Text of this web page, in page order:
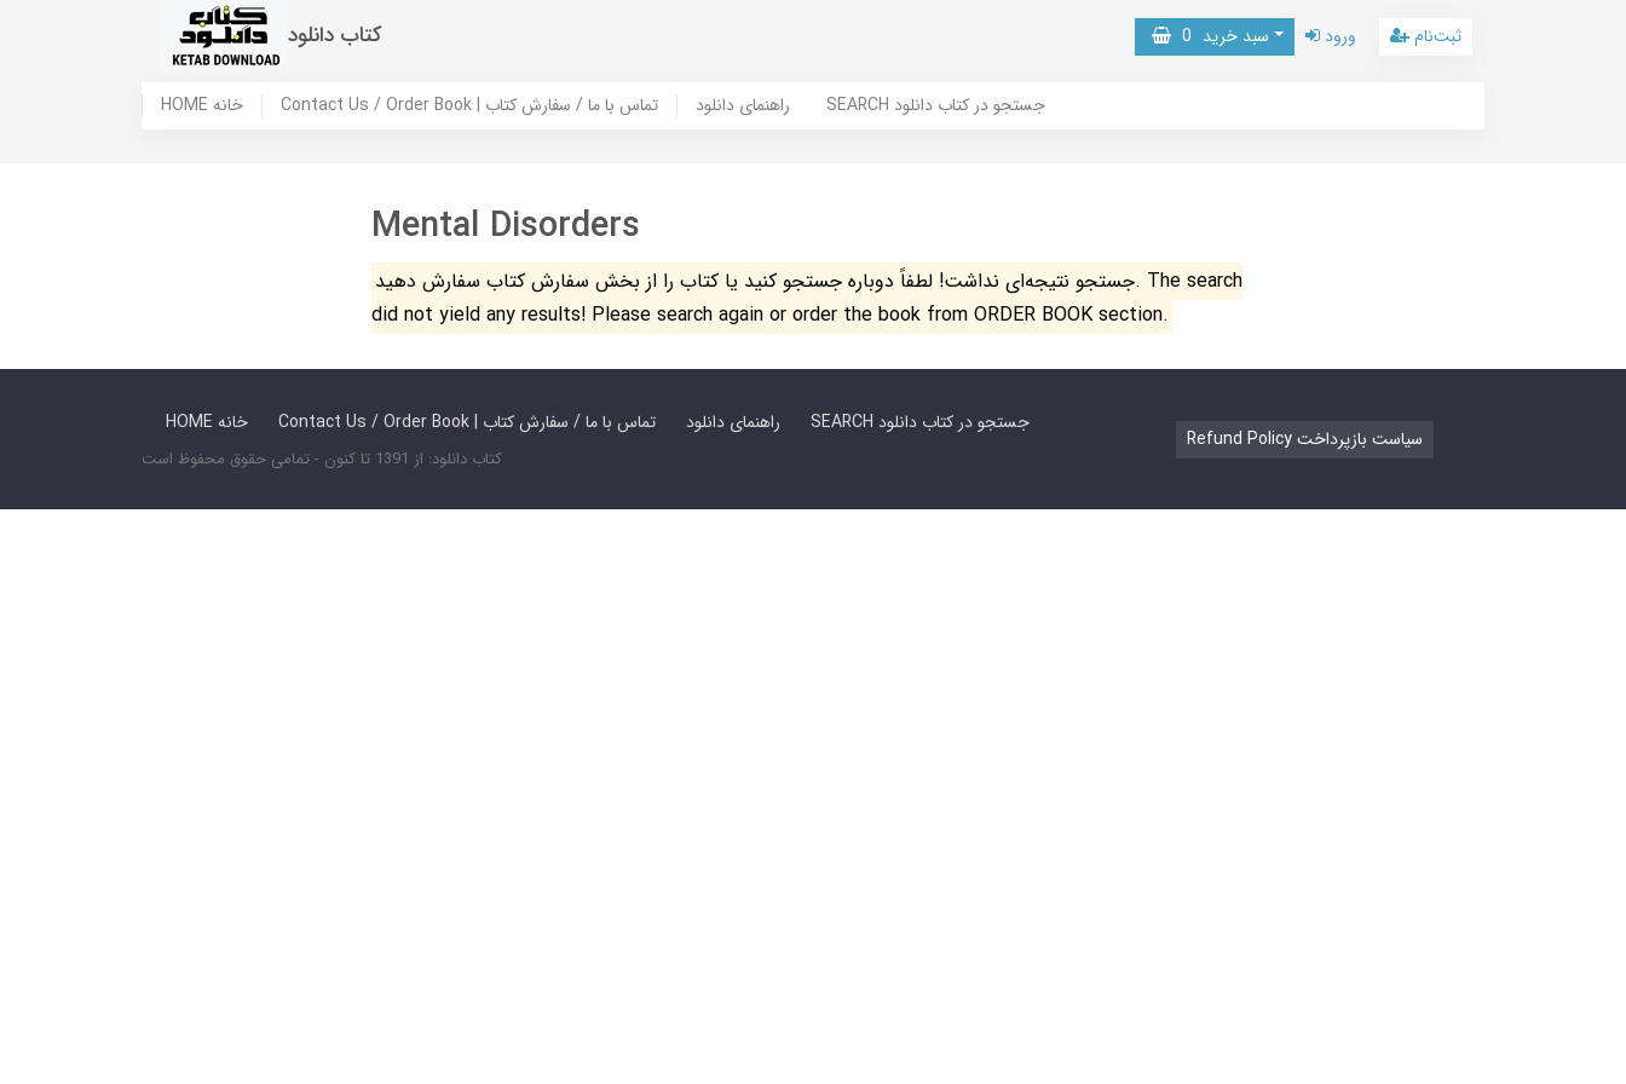
کتاب دانلود سبد خرید 0 ورود ثبت‌نام
HOME خانه Contact Us / Order Book | تماس با ما / سفارش کتاب راهنمای دانلود SEARCH جستجو در کتاب دانلود
Mental Disorders
جستجو نتیجه‌ای نداشت! لطفاً دوباره جستجو کنید یا کتاب را از بخش سفارش کتاب سفارش دهید. The search
did not yield any results! Please search again or order the book from ORDER BOOK section.
HOME خانه Contact Us / Order Book | تماس با ما / سفارش کتاب راهنمای دانلود SEARCH جستجو در کتاب دانلود
کتاب دانلود: از 1391 تا کنون - تمامی حقوق محفوظ است
Refund Policy سیاست بازپرداخت